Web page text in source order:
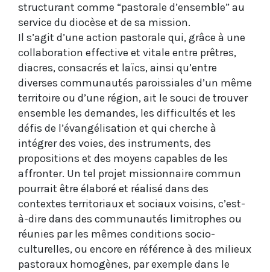
structurant comme “pastorale d’ensemble” au
service du diocèse et de sa mission.
Il s’agit d’une action pastorale qui, grâce à une
collaboration effective et vitale entre prêtres,
diacres, consacrés et laïcs, ainsi qu’entre
diverses communautés paroissiales d’un même
territoire ou d’une région, ait le souci de trouver
ensemble les demandes, les difficultés et les
défis de l’évangélisation et qui cherche à
intégrer des voies, des instruments, des
propositions et des moyens capables de les
affronter. Un tel projet missionnaire commun
pourrait être élaboré et réalisé dans des
contextes territoriaux et sociaux voisins, c’est-
à-dire dans des communautés limitrophes ou
réunies par les mêmes conditions socio-
culturelles, ou encore en référence à des milieux
pastoraux homogènes, par exemple dans le